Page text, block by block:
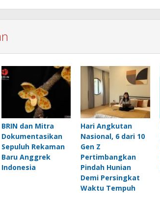
BRIN dan Mitra
Dokumentasikan
Sepuluh Rekaman
Baru Anggrek
Indonesia
Hari Angkutan
Nasional, 6 dari 10
Gen Z
Pertimbangkan
Pindah Hunian
Demi Persingkat
Waktu Tempuh